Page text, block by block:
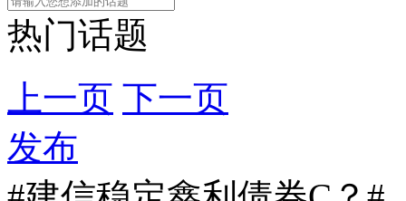
热门话题
上一页 下一页
发布